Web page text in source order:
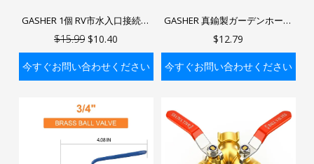
バッグに入れる
GASHER 1個 RV市水入口接続部
鉛フリー真鍮チェックバルブ付
フランジ
$15.99 $10.40
今すぐお問い合わせください
GASHER 真鍮製ガーデンホース
遮断バルブ フルフロー 3/4イン
タ バタフライハンドル付き
$12.79
今すぐお問い合わせください